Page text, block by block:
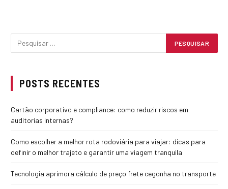
POSTS RECENTES
Cartão corporativo e compliance: como reduzir riscos em
auditorias internas?
Como escolher a melhor rota rodoviária para viajar: dicas para
definir o melhor trajeto e garantir uma viagem tranquila
Tecnologia aprimora cálculo de preço frete cegonha no transporte